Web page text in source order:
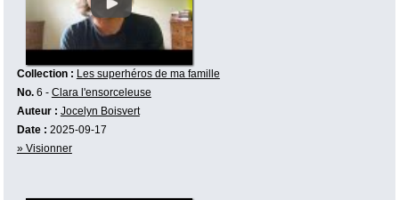
Collection : Les superhéros de ma famille
No.6 - Clara l'ensorceleuse
Auteur : Jocelyn Boisvert
Date : 2025-09-17
» Visionner